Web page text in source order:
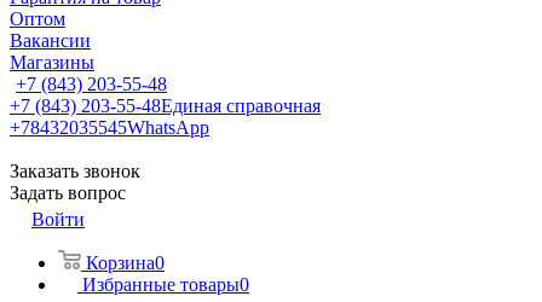
Оптом
Вакансии
Магазины
+7 (843) 203-55-48
+7 (843) 203-55-48Единая справочная
+78432035545WhatsApp
Заказать звонок
Задать вопрос
Войти
Корзина0
Избранные товары0